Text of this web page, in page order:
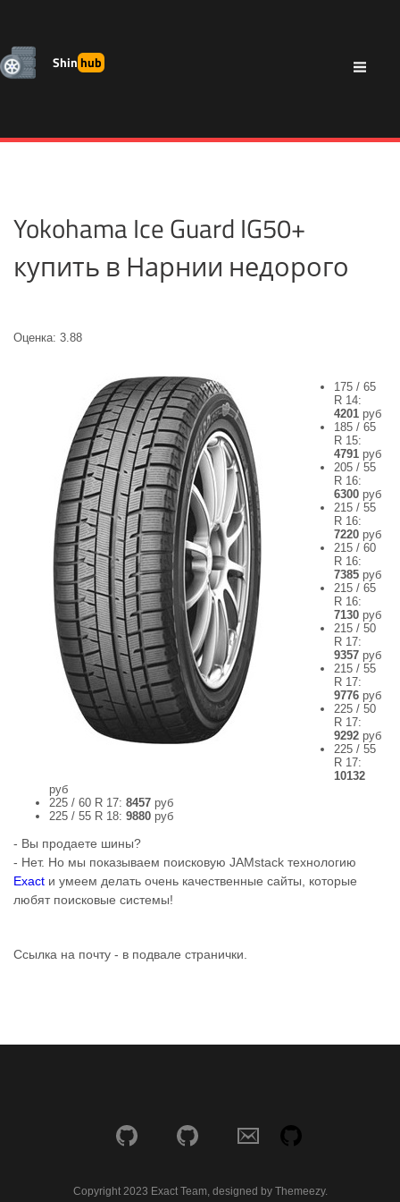
Shinhub
Yokohama Ice Guard IG50+
купить в Нарнии недорого
Оценка: 3.88
175 / 65
R 14:
4201 руб
185 / 65
R 15:
4791 руб
205 / 55
R 16:
6300 руб
215 / 55
R 16:
7220 руб
215 / 60
R 16:
7385 руб
215 / 65
R 16:
7130 руб
215 / 50
R 17:
9357 руб
215 / 55
R 17:
9776 руб
225 / 50
R 17:
9292 руб
225 / 55
R 17:
10132
руб
225 / 60 R 17: 8457 руб
225 / 55 R 18: 9880 руб
- Вы продаете шины?
- Нет. Но мы показываем поисковую JAMstack технологию
Exact и умеем делать очень качественные сайты, которые
любят поисковые системы!
Ссылка на почту - в подвале странички.
Copyright 2023 Exact Team, designed by Themeezy.